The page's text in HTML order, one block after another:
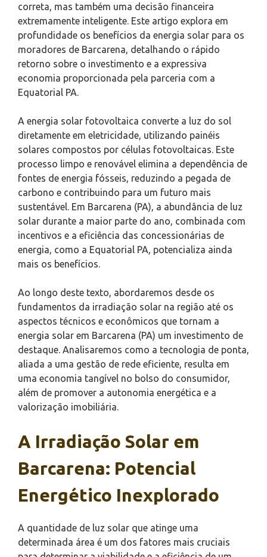
correta, mas também uma decisão financeira
extremamente inteligente. Este artigo explora em
profundidade os benefícios da energia solar para os
moradores de Barcarena, detalhando o rápido
retorno sobre o investimento e a expressiva
economia proporcionada pela parceria com a
Equatorial PA.
A energia solar fotovoltaica converte a luz do sol
diretamente em eletricidade, utilizando painéis
solares compostos por células fotovoltaicas. Este
processo limpo e renovável elimina a dependência de
fontes de energia fósseis, reduzindo a pegada de
carbono e contribuindo para um futuro mais
sustentável. Em Barcarena (PA), a abundância de luz
solar durante a maior parte do ano, combinada com
incentivos e a eficiência das concessionárias de
energia, como a Equatorial PA, potencializa ainda
mais os benefícios.
Ao longo deste texto, abordaremos desde os
fundamentos da irradiação solar na região até os
aspectos técnicos e econômicos que tornam a
energia solar em Barcarena (PA) um investimento de
destaque. Analisaremos como a tecnologia de ponta,
aliada a uma gestão de rede eficiente, resulta em
uma economia tangível no bolso do consumidor,
além de promover a autonomia energética e a
valorização imobiliária.
A Irradiação Solar em
Barcarena: Potencial
Energético Inexplorado
A quantidade de luz solar que atinge uma
determinada área é um dos fatores mais cruciais